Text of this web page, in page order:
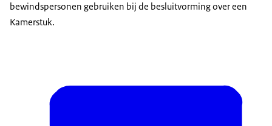
bewindspersonen gebruiken bij de besluitvorming over een
Kamerstuk.